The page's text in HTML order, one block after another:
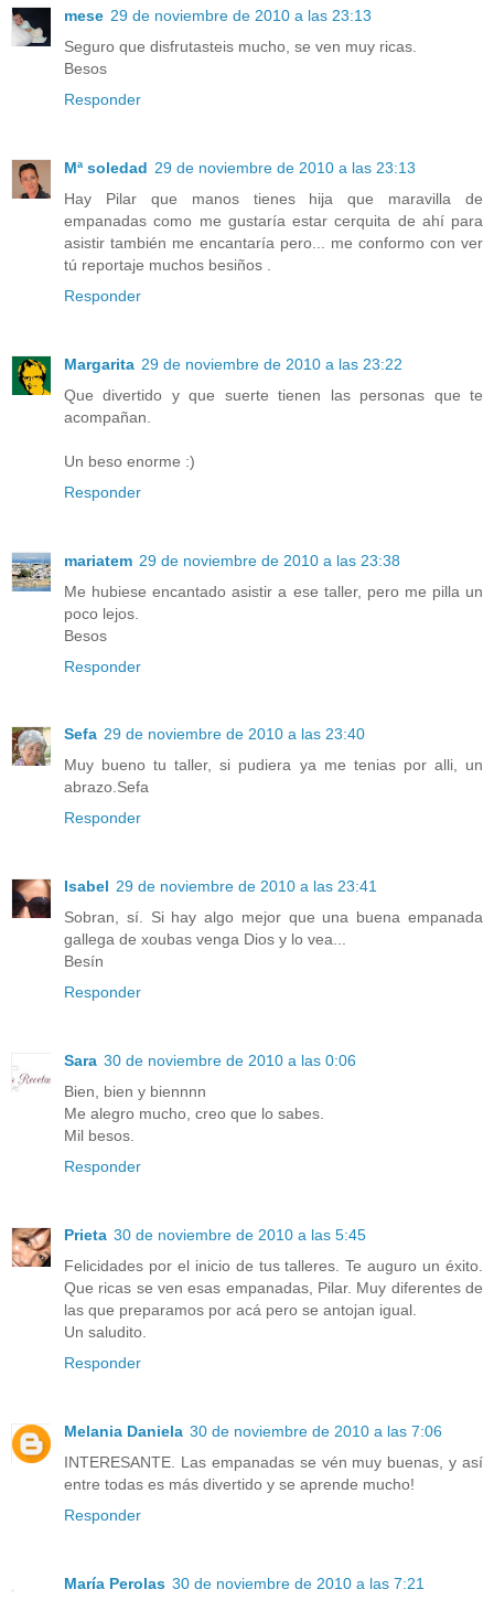
mese 29 de noviembre de 2010 a las 23:13
Seguro que disfrutasteis mucho, se ven muy ricas.
Besos
Responder
Mª soledad 29 de noviembre de 2010 a las 23:13
Hay Pilar que manos tienes hija que maravilla de
empanadas como me gustaría estar cerquita de ahí para
asistir también me encantaría pero... me conformo con ver
tú reportaje muchos besiños .
Responder
Margarita 29 de noviembre de 2010 a las 23:22
Que divertido y que suerte tienen las personas que te
acompañan.
Un beso enorme :)
Responder
mariatem 29 de noviembre de 2010 a las 23:38
Me hubiese encantado asistir a ese taller, pero me pilla un
poco lejos.
Besos
Responder
Sefa 29 de noviembre de 2010 a las 23:40
Muy bueno tu taller, si pudiera ya me tenias por alli, un
abrazo.Sefa
Responder
Isabel 29 de noviembre de 2010 a las 23:41
Sobran, sí. Si hay algo mejor que una buena empanada
gallega de xoubas venga Dios y lo vea...
Besín
Responder
Sara 30 de noviembre de 2010 a las 0:06
Bien, bien y biennnn
Me alegro mucho, creo que lo sabes.
Mil besos.
Responder
Prieta 30 de noviembre de 2010 a las 5:45
Felicidades por el inicio de tus talleres. Te auguro un éxito.
Que ricas se ven esas empanadas, Pilar. Muy diferentes de
las que preparamos por acá pero se antojan igual.
Un saludito.
Responder
Melania Daniela 30 de noviembre de 2010 a las 7:06
INTERESANTE. Las empanadas se vén muy buenas, y así
entre todas es más divertido y se aprende mucho!
Responder
María Perolas 30 de noviembre de 2010 a las 7:21